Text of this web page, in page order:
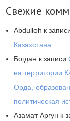
Свежие
Abdulloh к
Казахстана
Богдан к записи
на территории
Орда,
политическая
Азамат Аргун к